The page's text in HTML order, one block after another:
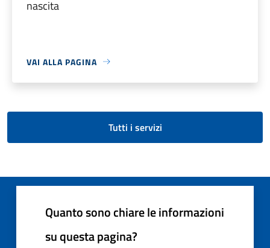
nascita
VAI ALLA PAGINA
Tutti i servizi
Quanto sono chiare le informazioni
su questa pagina?